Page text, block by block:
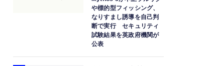
や標的型フィッシング、
なりすまし誘導を自己判
断で実行 セキュリティ
試験結果を英政府機関が
公表